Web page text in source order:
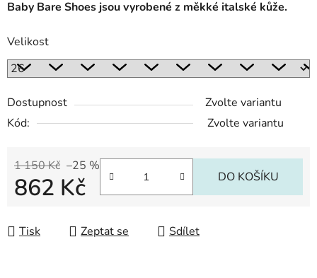
Baby Bare Shoes jsou vyrobené z měkké italské kůže.
Velikost
Dostupnost
Zvolte variantu
Kód:
Zvolte variantu
1 150 Kč –25 %
862 Kč DO KOŠÍKU
Tisk Zeptat se Sdílet